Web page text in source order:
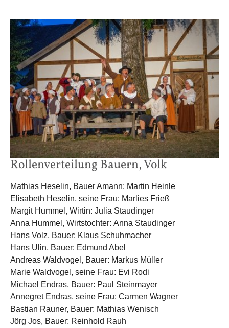
Rollenverteilung Bauern, Volk
Mathias Heselin, Bauer Amann: Martin Heinle
Elisabeth Heselin, seine Frau: Marlies Frieß
Margit Hummel, Wirtin: Julia Staudinger
Anna Hummel, Wirtstochter: Anna Staudinger
Hans Volz, Bauer: Klaus Schuhmacher
Hans Ulin, Bauer: Edmund Abel
Andreas Waldvogel, Bauer: Markus Müller
Marie Waldvogel, seine Frau: Evi Rodi
Michael Endras, Bauer: Paul Steinmayer
Annegret Endras, seine Frau: Carmen Wagner
Bastian Rauner, Bauer: Mathias Wenisch
Jörg Jos, Bauer: Reinhold Rauh